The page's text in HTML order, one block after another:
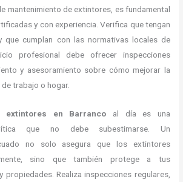
mantenimiento de extintores, es fundamental
y con experiencia. Verifica que tengan
que cumplan con las normativas locales de
profesional debe ofrecer inspecciones
y asesoramiento sobre cómo mejorar la
trabajo o hogar.
extintores en Barranco al día es una
que no debe subestimarse. Un
no solo asegura que los extintores
sino que también protege a tus
propiedades. Realiza inspecciones regulares,